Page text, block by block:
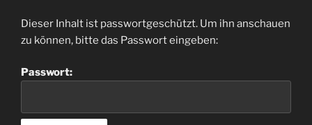
Dieser Inhalt ist passwortgeschützt. Um ihn anschauen
zu können, bitte das Passwort eingeben:
Passwort: